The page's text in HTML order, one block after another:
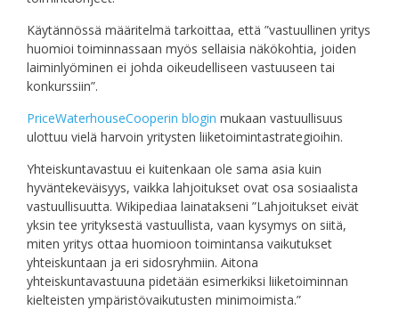
Käytännössä määritelmä tarkoittaa, että ”vastuullinen yritys
huomioi toiminnassaan myös sellaisia näkökohtia, joiden
laiminlyöminen ei johda oikeudelliseen vastuuseen tai
konkurssiin”.
PriceWaterhouseCooperin blogin mukaan vastuullisuus
ulottuu vielä harvoin yritysten liiketoimintastrategioihin.
Yhteiskuntavastuu ei kuitenkaan ole sama asia kuin
hyväntekeväisyys, vaikka lahjoitukset ovat osa sosiaalista
vastuullisuutta. Wikipediaa lainatakseni ”Lahjoitukset eivät
yksin tee yrityksestä vastuullista, vaan kysymys on siitä,
miten yritys ottaa huomioon toimintansa vaikutukset
yhteiskuntaan ja eri sidosryhmiin. Aitona
yhteiskuntavastuuna pidetään esimerkiksi liiketoiminnan
kielteisten ympäristövaikutusten minimoimista.”